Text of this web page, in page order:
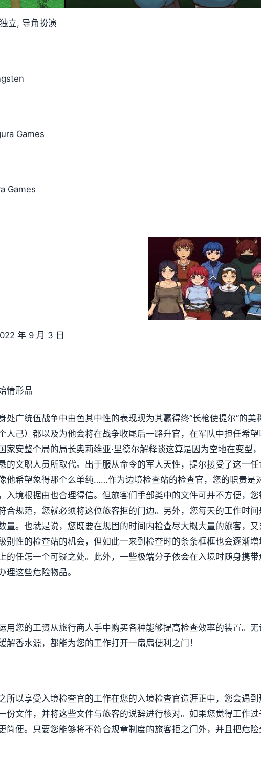
立, 导角扮演
Games
Games
年 9 月 3 日
情形品
处广统伍战争中由色其中性的表现现为其赢得终“长枪使提尔”的
人己）都以及为他会将在战争收尾后一路升官，在军队中担任希
家安整个局的局长奥莉维亚·里德尔解释谈这算是因为空地在变
的文职人员所取代。出于服从命令的军人天性，提尔接受了这一
他希望象得那个么单纯……作为边境检查站的检查官，您的职责
入境根据由也合理得信。但旅客们手部类中的文件可并不方便，
合规范，您就必须将这位旅客拒的门边。另外，您每天的工作时
量。也就是说，您既要在规固的时间内检查尽大概大量的旅客，
别性的检查站的机会，但如此一来到检查时的条条框框也会逐渐
的任怎一个可疑之处。此外，一些极端分子依会在入境时随身携
理这些危险物品。
用您的工资从旅行商人手中购买各种能够提高检查效率的装置。
解香水源，都能为您的工作打开一扇扇便利之门！
所以享受入境检查官的工作在您的入境检查官造涯正中，您会遇
份文件，并将这些文件与旅客的说辞进行核对。如果您觉得工作
简便。只要您能够将不符合规章制度的旅客拒之门外，并且把危险